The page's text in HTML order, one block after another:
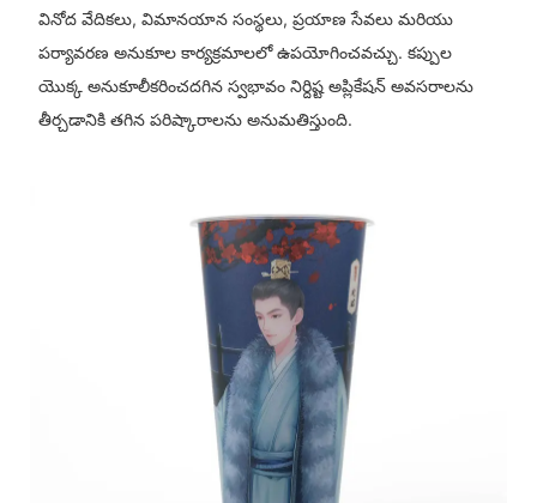
వినోద వేదికలు, విమానయాన సంస్థలు, ప్రయాణ సేవలు మరియు
పర్యావరణ అనుకూల కార్యక్రమాలలో ఉపయోగించవచ్చు. కప్పుల
యొక్క అనుకూలీకరించదగిన స్వభావం నిర్దిష్ట అప్లికేషన్ అవసరాలను
తీర్చడానికి తగిన పరిష్కారాలను అనుమతిస్తుంది.